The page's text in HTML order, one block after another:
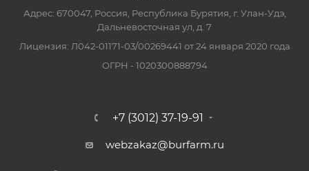
Адрес: 670047, Россия, Республика Бурятия, г. Улан-Удэ,
Дальневосточная ул, д. 7
Лицензия: Л042-01171-03/00269441 от 24 января 2020 года
ОГРН - 1020300888794
+7 (3012) 37-19-91
webzakaz@burfarm.ru